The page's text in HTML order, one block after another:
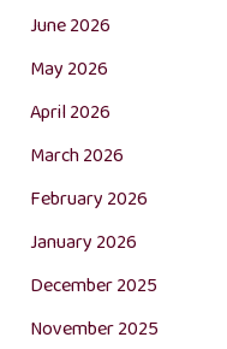
June 2026
May 2026
April 2026
March 2026
February 2026
January 2026
December 2025
November 2025